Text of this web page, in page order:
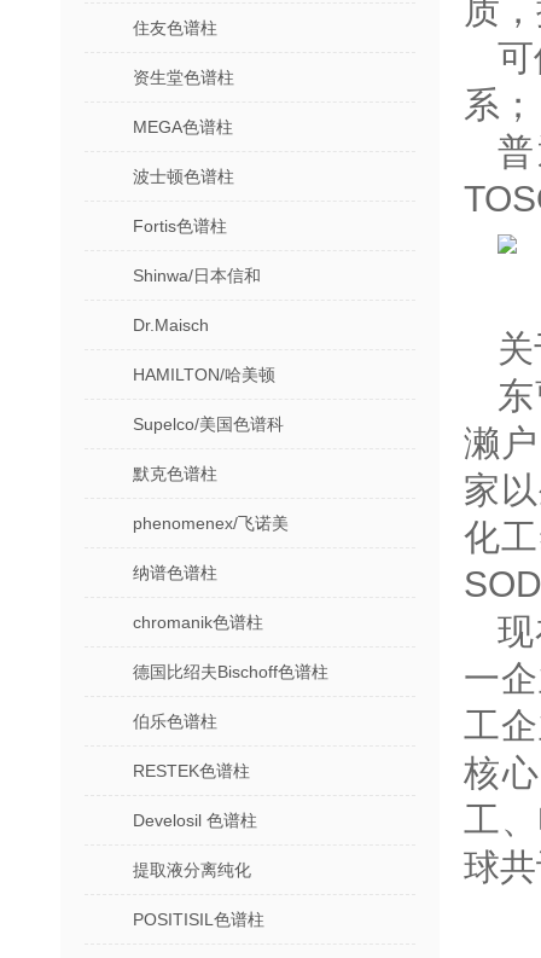
住友色谱柱
资生堂色谱柱
MEGA色谱柱
波士顿色谱柱
Fortis色谱柱
Shinwa/日本信和
Dr.Maisch
HAMILTON/哈美顿
Supelco/美国色谱科
默克色谱柱
phenomenex/飞诺美
纳谱色谱柱
chromanik色谱柱
德国比绍夫Bischoff色谱柱
伯乐色谱柱
RESTEK色谱柱
Develosil 色谱柱
提取液分离纯化
POSITISIL色谱柱
质
系；
濑
家
化
一
工
核
工
球